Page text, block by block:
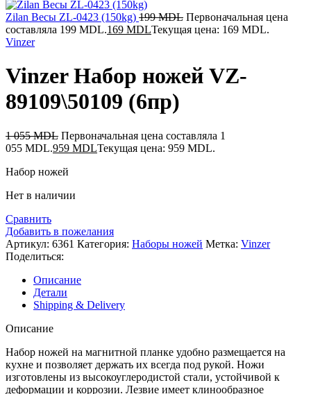
Zilan Весы ZL-0423 (150kg) 199MDL Первоначальная цена
составляла 199 MDL.169 MDLТекущая цена: 169 MDL.
Vinzer
Vinzer Набор ножей VZ-
89109\50109 (6пр)
1 055MDL Первоначальная цена составляла 1
055 MDL.959 MDLТекущая цена: 959 MDL.
Набор ножей
Нет в наличии
Сравнить
Добавить в пожелания
Артикул: 6361 Категория: Наборы ножей Метка: Vinzer
Поделиться:
Описание
Детали
Shipping & Delivery
Описание
Набор ножей на магнитной планке удобно размещается на
кухне и позволяет держать их всегда под рукой. Ножи
изготовлены из высокоуглеродистой стали, устойчивой к
деформации и коррозии. Лезвие имеет клинообразное